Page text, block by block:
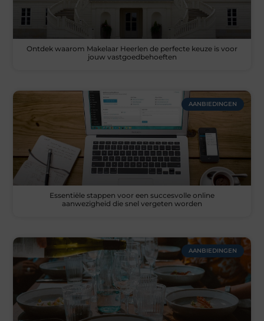
Ontdek waarom Makelaar Heerlen de perfecte keuze is voor
jouw vastgoedbehoeften
AANBIEDINGEN
Essentiële stappen voor een succesvolle online
aanwezigheid die snel vergeten worden
AANBIEDINGEN